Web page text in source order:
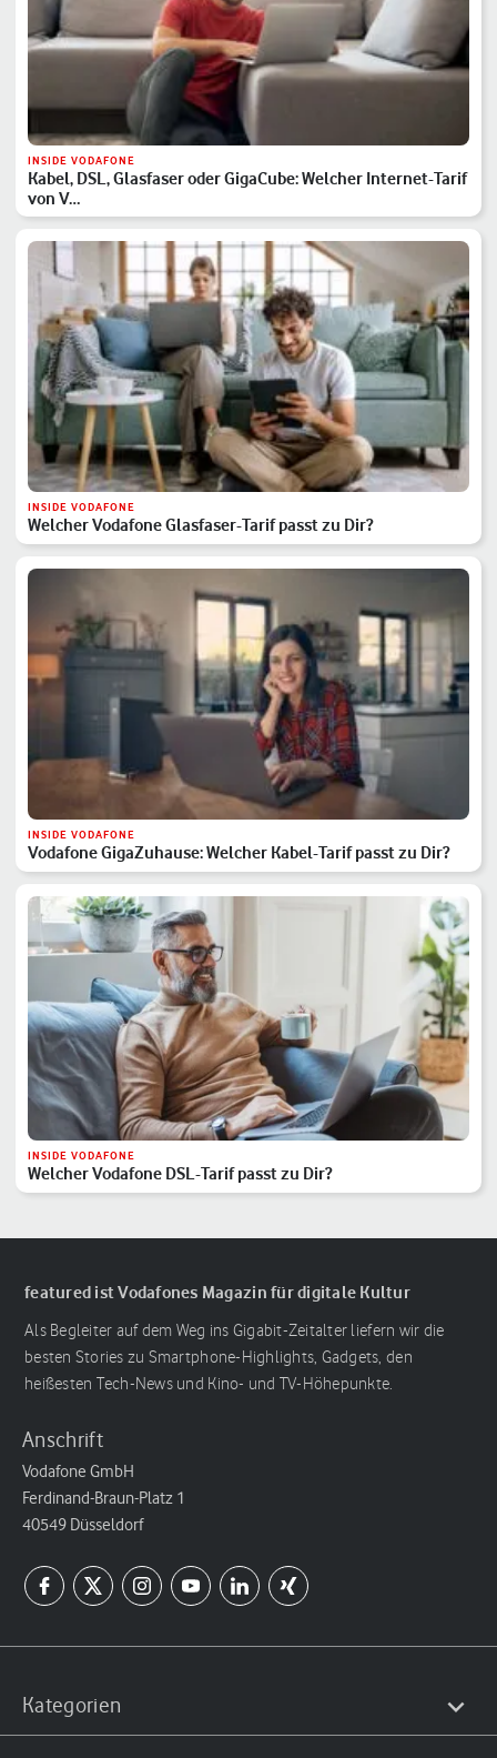
INSIDE VODAFONE
Kabel, DSL, Glasfaser oder GigaCube: Welcher Internet-Tarif
von V…
INSIDE VODAFONE
Welcher Vodafone Glasfaser-Tarif passt zu Dir?
INSIDE VODAFONE
Vodafone GigaZuhause: Welcher Kabel-Tarif passt zu Dir?
INSIDE VODAFONE
Welcher Vodafone DSL-Tarif passt zu Dir?
featured ist Vodafones Magazin für digitale Kultur
Als Begleiter auf dem Weg ins Gigabit-Zeitalter liefern wir die
besten Stories zu Smartphone-Highlights, Gadgets, den
heißesten Tech-News und Kino- und TV-Höhepunkte.
Anschrift
Vodafone GmbH
Ferdinand-Braun-Platz 1
40549 Düsseldorf
Kategorien